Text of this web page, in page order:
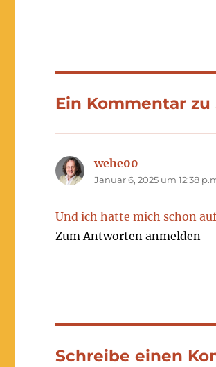
Ein Kommentar zu
wehe00
Januar 6, 2025 um 12:38
Und ich hatte mich schon
Zum Antworten anmelden
Schreibe einen